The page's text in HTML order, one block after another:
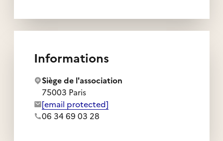
Informations
Siège de l'association
75003 Paris
Adresse e-mail de l'association :
[email protected]
Numéro de téléphone de l'association :
06 34 69 03 28